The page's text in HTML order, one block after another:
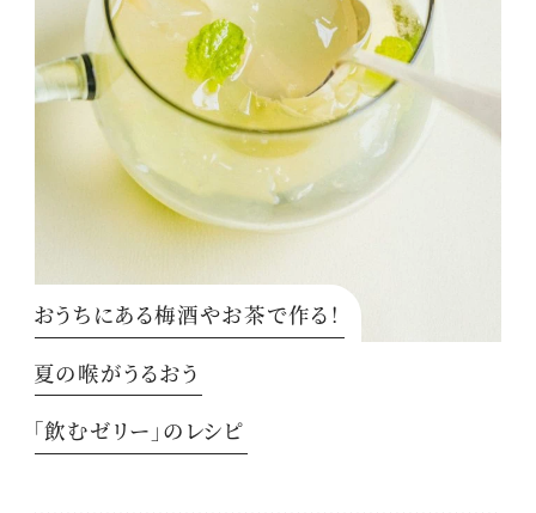
おうちにある梅酒やお茶で作る！
夏の喉がうるおう
「飲むゼリー」のレシピ